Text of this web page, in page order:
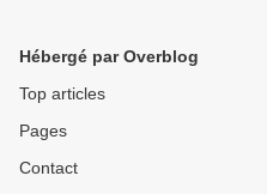
Hébergé par Overblog
Top articles
Pages
Contact